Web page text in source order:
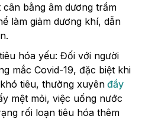
bằng âm dương trầm
làm giảm dương khí, dẫn
hóa yếu: Đối với người
mắc Covid-19, đặc biệt khi
tiêu, thường xuyên đầy
mệt mỏi, việc uống nước
rối loạn tiêu hóa thêm